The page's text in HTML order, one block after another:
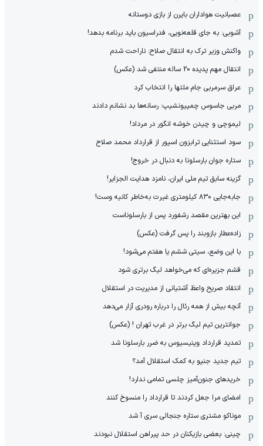
عصبانیت هواداران بایرن از بازی دوستانه
آشوبی: به جای قلعه‌نویی، فدراسیون باید برنامه بدهد!
واکنش وزیر ترک به انتقال صلاح: ناراحت شدم
انتقال مهم پدیده 20 ساله منتفی شد (عکس)
عراق سرمربی جام ملتها را انتخاب کرد
مربی جاسوس چمپیونشیپ: رسانه‌ها بد نشانم دادند
لیموچی و چیدن خوشه انگور در مرداد!
سود استثنایی ترابزون اسپور از قرارداد محمد صلاح
ستاره جوان بارسلونا به دنبال در خروج!
گزینه سابق تیم ملی ایران، نامزد هدایت الجزایر!
جابه‌جایی ۸۳۰ کیلومتری غیرت به‌خاطر کانیه وست!
این بهترین مقصد رشفورد پس از بارسلوناست
زاده‌عطار بازوبند را پس گرفت (عکس)
با این وضع، سیتی ششم یا هفتم می‌شود!
قشم جزیره‌ای که می‌خواهد لیگ برتری شود
انتقاد صریح واعظ آشتیانی از مدیریت در استقلال
آنچه بیش از همه رئال را درباره رودری آزار می‌دهد
جوانترین تیم لیگ برتر در غرب تهران ! (عکس)
تمدید قرارداد وینیسیوس به ضرر بارسلونا شد
تیم جدید جنپو به کمک استقلال آمد؟
خریدهای جنون‌آمیز چلسی تمامی ندارد!
امضای مرا جعل کردند تا قرارداد را منسوخ کنند
موناکو مشتری ستاره جنجالی سری آ شد
چینی: بعضی بازیکنان در حد پیراهن استقلال نبودند